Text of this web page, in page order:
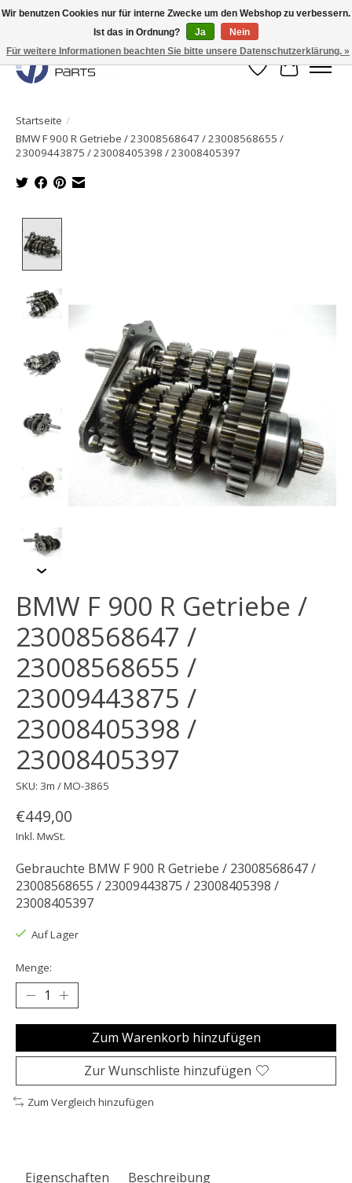
Originale Teile sofort lieferbar!
Wunschzettel
Ihr
Startseite /
BMW F 900 R Getriebe / 23008568647 / 23008568655 /
23009443875 / 23008405398 / 23008405397
BMW F 900 R Getriebe /
23008568647 /
23008568655 /
23009443875 /
23008405398 /
23008405397
SKU: 3m / MO-3865
€449,00
Inkl. MwSt.
Gebrauchte BMW F 900 R Getriebe / 23008568647 /
23008568655 / 23009443875 / 23008405398 /
23008405397
Auf Lager
Menge:
Zum Warenkorb hinzufügen
Zur Wunschliste hinzufügen
Zum Vergleich hinzufügen
Eigenschaften Beschreibung
Wir benutzen Cookies nur für interne Zwecke um den Webshop zu verbessern.
Ist das in Ordnung?
Ja
Nein
Für weitere Informationen beachten Sie bitte unsere Datenschutzerklärung. »